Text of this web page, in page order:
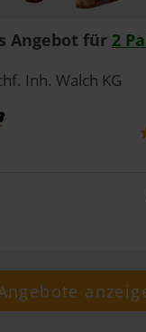
Angebot für 2
Inh. Walch KG